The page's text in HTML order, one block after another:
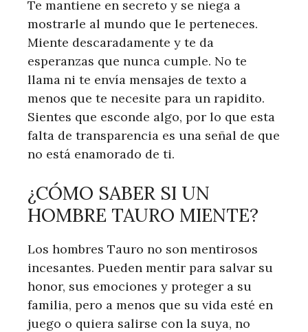
Te mantiene en secreto y se niega a
mostrarle al mundo que le perteneces.
Miente descaradamente y te da
esperanzas que nunca cumple. No te
llama ni te envía mensajes de texto a
menos que te necesite para un rapidito.
Sientes que esconde algo, por lo que esta
falta de transparencia es una señal de que
no está enamorado de ti.
¿CÓMO SABER SI UN
HOMBRE TAURO MIENTE?
Los hombres Tauro no son mentirosos
incesantes. Pueden mentir para salvar su
honor, sus emociones y proteger a su
familia, pero a menos que su vida esté en
juego o quiera salirse con la suya, no